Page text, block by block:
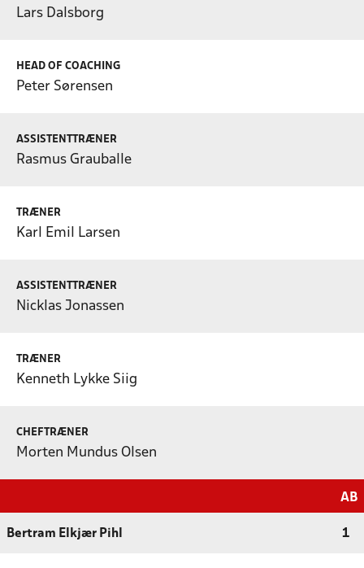
Lars Dalsborg
HEAD OF COACHING
Peter Sørensen
ASSISTENTTRÆNER
Rasmus Grauballe
TRÆNER
Karl Emil Larsen
ASSISTENTTRÆNER
Nicklas Jonassen
TRÆNER
Kenneth Lykke Siig
CHEFTRÆNER
Morten Mundus Olsen
AB
Bertram Elkjær Pihl 1